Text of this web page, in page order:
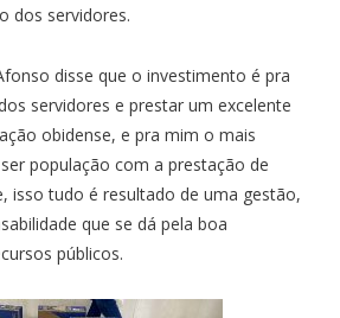
dos servidores.
disse que o investimento é pra
servidores e prestar um excelente
obidense, e pra mim o mais
população com a prestação de
isso tudo é resultado de uma gestão,
que se dá pela boa
públicos.